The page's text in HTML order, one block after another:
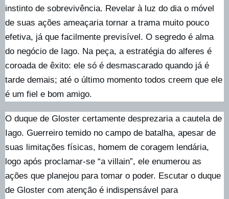
instinto de sobrevivência. Revelar à luz do dia o móvel
de suas ações ameaçaria tornar a trama muito pouco
efetiva, já que facilmente previsível. O segredo é alma
do negócio de Iago. Na peça, a estratégia do alferes é
coroada de êxito: ele só é desmascarado quando já é
tarde demais; até o último momento todos creem que ele
é um fiel e bom amigo.
O duque de Gloster certamente desprezaria a cautela de
Iago. Guerreiro temido no campo de batalha, apesar de
suas limitações físicas, homem de coragem lendária,
logo após proclamar-se “a villain”, ele enumerou as
ações que planejou para tomar o poder. Escutar o duque
de Gloster com atenção é indispensável para